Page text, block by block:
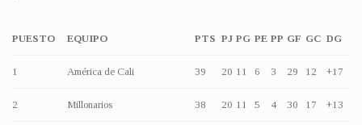
PUESTO EQUIPO PTS PJ PG PE PP GF GC DG
1 América de Cali 39 20 11 6 3 29 12 +17
2 Millonarios 38 20 11 5 4 30 17 +13